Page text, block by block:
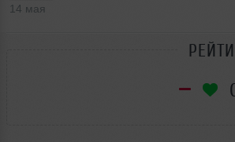
14 мая